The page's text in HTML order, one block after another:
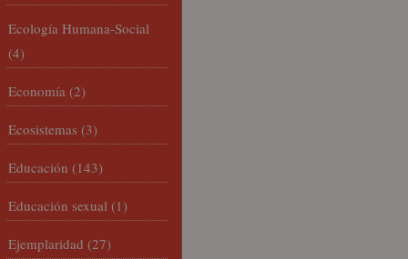
Ecología Humana-Social
(4)
Economía (2)
Ecosistemas (3)
Educación (143)
Educación sexual (1)
Ejemplaridad (27)